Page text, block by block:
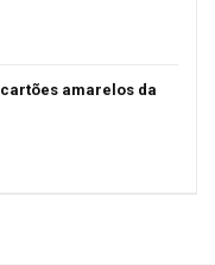
amarelos da